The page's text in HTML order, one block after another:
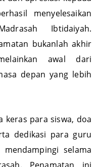
dan apresiasi kepada
menyelesaikan
Ibtidaiyah.
bukanlah akhir
awal dari
depan yang lebih
para siswa, doa
dedikasi para guru
selama